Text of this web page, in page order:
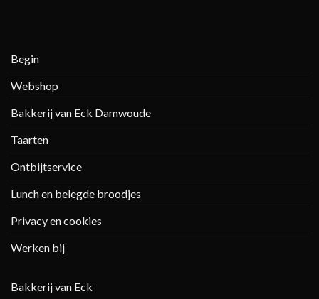
Begin
Webshop
Bakkerij van Eck Damwoude
Taarten
Ontbijtservice
Lunch en belegde broodjes
Privacy en cookies
Werken bij
Bakkerij van Eck